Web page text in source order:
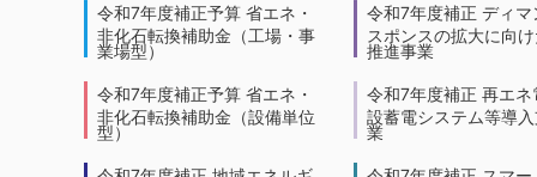
令和7年度補正予算 省エネ・
非化石転換補助金（工場・事
業場型）
令和7年度補正予算 省エネ・
非化石転換補助金（設備単位
型）
令和7年度補正 ディマ
スポンスの拡大に向
推進事業
令和7年度補正 再エネ
設蓄電システム等導
業